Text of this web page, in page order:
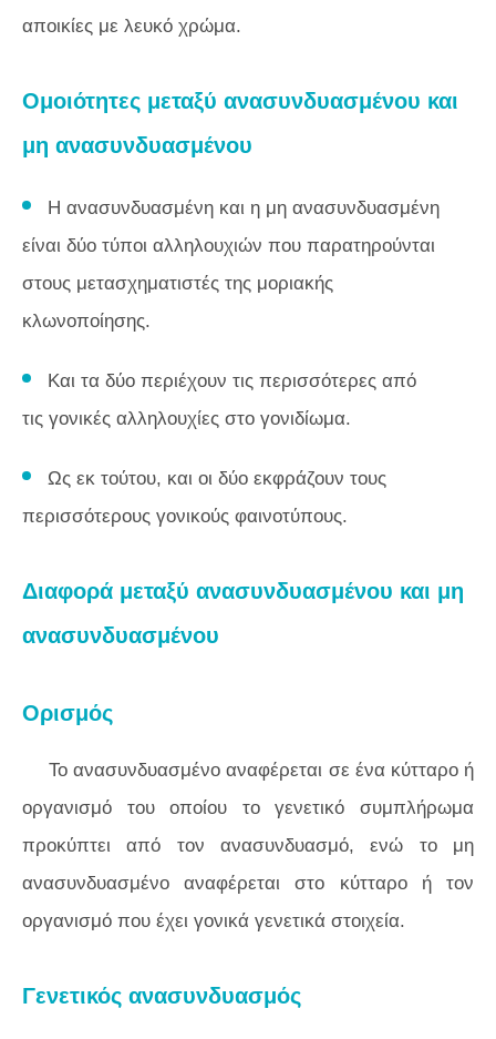
αποικίες με λευκό χρώμα.
Ομοιότητες μεταξύ ανασυνδυασμένου και
μη ανασυνδυασμένου
Η ανασυνδυασμένη και η μη ανασυνδυασμένη
είναι δύο τύποι αλληλουχιών που παρατηρούνται
στους μετασχηματιστές της μοριακής
κλωνοποίησης.
Και τα δύο περιέχουν τις περισσότερες από
τις γονικές αλληλουχίες στο γονιδίωμα.
Ως εκ τούτου, και οι δύο εκφράζουν τους
περισσότερους γονικούς φαινοτύπους.
Διαφορά μεταξύ ανασυνδυασμένου και μη
ανασυνδυασμένου
Ορισμός
Το ανασυνδυασμένο αναφέρεται σε ένα κύτταρο ή
οργανισμό του οποίου το γενετικό συμπλήρωμα
προκύπτει από τον ανασυνδυασμό, ενώ το μη
ανασυνδυασμένο αναφέρεται στο κύτταρο ή τον
οργανισμό που έχει γονικά γενετικά στοιχεία.
Γενετικός ανασυνδυασμός